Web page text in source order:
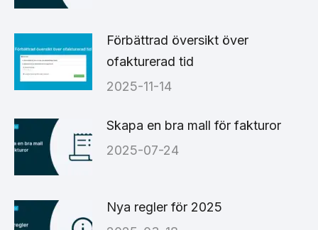
Förbättrad översikt över
ofakturerad tid
2025-11-14
Skapa en bra mall för fakturor
2025-07-24
Nya regler för 2025